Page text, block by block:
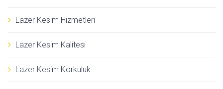
Lazer Kesim Hizmetleri
Lazer Kesim Kalitesi
Lazer Kesim Korkuluk